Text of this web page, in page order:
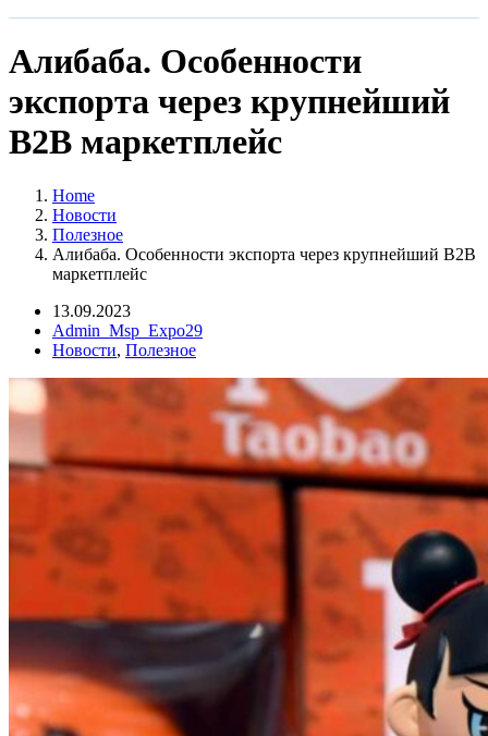
Алибаба. Особенности
экспорта через крупнейший
В2В маркетплейс
Home
Новости
Полезное
Алибаба. Особенности экспорта через крупнейший В2В
маркетплейс
13.09.2023
Admin_Msp_Expo29
Новости, Полезное